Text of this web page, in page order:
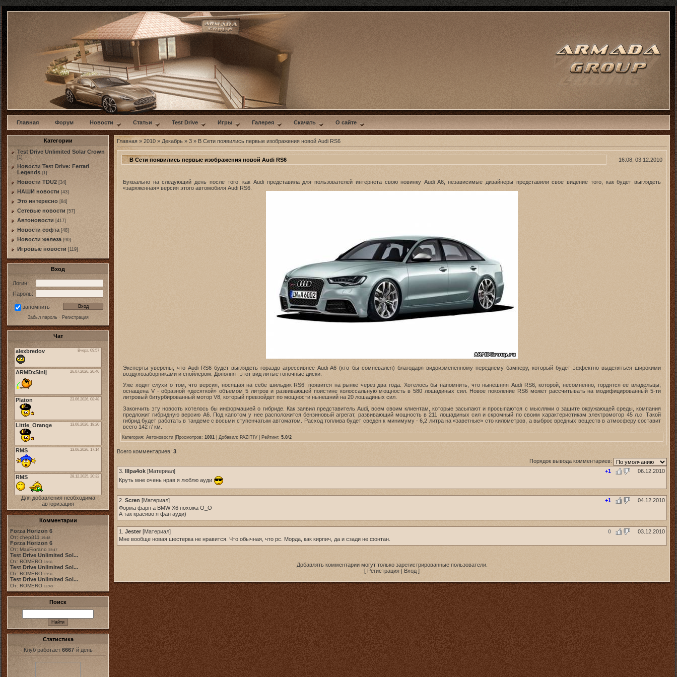
w
Главная Форум Новости Статьи Test Drive Игры Галерея Скачать О сайте
Категории
Test Drive Unlimited Solar Crown
[1]
Новости Test Drive: Ferrari
Legends [1]
Новости TDU2 [34]
НАШИ новости [43]
Это интересно [84]
Сетевые новости [57]
Автоновости [417]
Новости софта [48]
Новоcти железа [90]
Игровые новости [119]
Вход
Логин:
Пароль:
запомнить
Забыл пароль· Регистрация
Чат
Для добавления необходима
авторизация
Комментарии
Forza Horizon 6
От: chep811 19:48
Forza Horizon 6
От: MaxFiorano 23:47
Test Drive Unlimited Sol...
От: ROMERO 18:31
Test Drive Unlimited Sol...
От: ROMERO 19:31
Test Drive Unlimited Sol...
От: ROMERO 11:49
Поиск
Статистика
Клуб работает 6667-й день
Главная » 2010 » Декабрь » 3 » В Сети появились первые изображения новой Audi RS6
В Сети появились первые изображения новой Audi RS6 16:08, 03.12.2010
Буквально на следующий день после того, как Audi представила для пользователей интернета свою новинку Audi A6, независимые дизайнеры представили свое видение того, как будет выглядеть
«заряженная» версия этого автомобиля Audi RS6.
Эксперты уверены, что Audi RS6 будет выглядеть гораздо агрессивнее Audi A6 (кто бы сомневался) благодаря видоизмененному переднему бамперу, который будет эффектно выделяться широкими
воздухозаборниками и спойлером. Дополнят этот вид литые гоночные диски.
Уже ходят слухи о том, что версия, носящая на себе шильдик RS6, появится на рынке через два года. Хотелось бы напомнить, что нынешняя Audi RS6, которой, несомненно, гордятся ее владельцы,
оснащена V - образной «десяткой» объемом 5 литров и развивающей поистине колоссальную мощность в 580 лошадиных сил. Новое поколение RS6 может рассчитывать на модифицированный 5-ти
литровый битурбированный мотор V8, который превзойдет по мощности нынешний на 20 лошадиных сил.
Закончить эту новость хотелось бы информацией о гибриде. Как заявил представитель Audi, всем своим клиентам, которые засыпают и просыпаются с мыслями о защите окружающей среды, компания
предложит гибридную версию А6. Под капотом у нее расположится бензиновый агрегат, развивающий мощность в 211 лошадиных сил и скромный по своим характеристикам электромотор 45 л.с. Такой
гибрид будет работать в тандеме с восьми ступенчатым автоматом. Расход топлива будет сведен к минимуму - 6,2 литра на «заветные» сто километров, а выброс вредных веществ в атмосферу составит
всего 142 г/ км.
Категория: Автоновости |Просмотров: 1001 | Добавил: PAZITIV | Рейтинг: 5.0/2
Всего комментариев: 3
Порядок вывода комментариев:
+1
06.12.2010
3. IIIpa4ok [Материал]
Круть мне очень нрав я люблю ауди
+1 04.12.2010
2. Scren [Материал]
Форма фарн а BMW X6 похожа О_О
А так красиво я фан ауди)
0 03.12.2010
1. Jester [Материал]
Мне вообще новая шестерка не нравится. Что обычная, что рс. Морда, как кирпич, да и сзади не фонтан.
Добавлять комментарии могут только зарегистрированные пользователи.
[ Регистрация | Вход ]